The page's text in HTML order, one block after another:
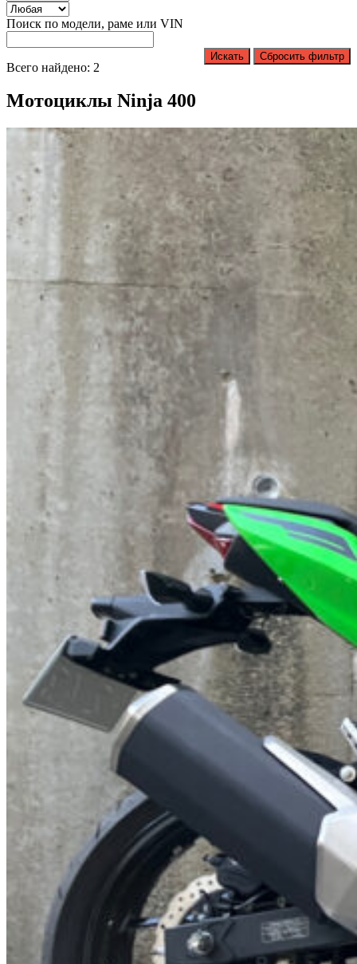
Поиск по модели, раме или VIN
Искать Сбросить фильтр
Всего найдено: 2
Мотоциклы Ninja 400